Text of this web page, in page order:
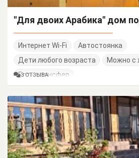
"Для двоих Арабика" дом
Интернет Wi-Fi
Автостоянка
Дети любого возраста
Можно с
Есть трансфер
3 ОТЗЫВА